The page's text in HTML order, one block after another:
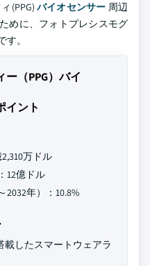
(PPG) バイオセンサー 周辺
めに、フォトプレシスモグ
。
（PPG）バイ
イント
万ドル
12億ドル
2032年）：10.8%
載したスマートウェアラ